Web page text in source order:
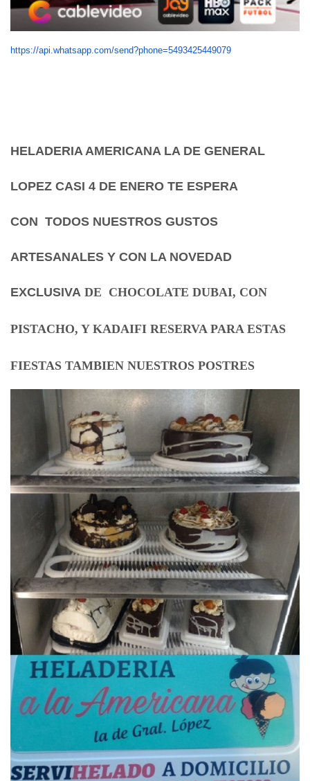
https://api.whatsapp.com/send?phone=5493425449079
HELADERIA AMERICANA LA DE GENERAL
LOPEZ CASI 4 DE ENERO TE ESPERA
CON TODOS NUESTROS GUSTOS
ARTESANALES Y CON LA NOVEDAD
EXCLUSIVA DE CHOCOLATE DUBAI, CON
PISTACHO, Y KADAIFI RESERVA PARA ESTAS
FIESTAS TAMBIEN NUESTROS POSTRES